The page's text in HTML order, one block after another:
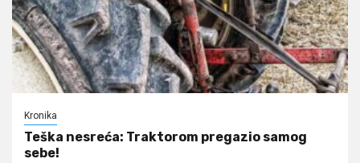
Kronika
Teška nesreća: Traktorom pregazio samog
sebe!